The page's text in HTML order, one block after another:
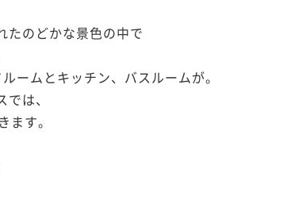
たのどかな景色の中で
ームとキッチン、バスルームが。
は、
す。